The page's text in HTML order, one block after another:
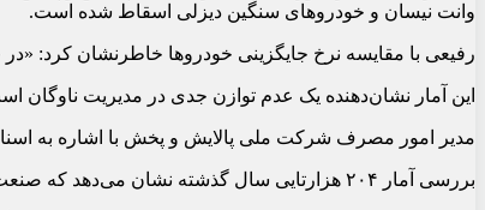
وانت نیسان و خودروهای سنگین دیزلی اسقاط شده است.
رفیعی با مقایسه نرخ جایگزینی خودروها خاطرنشان کرد: «در حال حاضر سالانه حدود یک میلیون و ۲۰۰ هزار خودروی جدید
این آمار نشان‌دهنده یک عدم توازن جدی در مدیریت ناوگان است؛ چرا که به ازای هر ۶ خودروی جدیدی که پلاک می‌شود، تنها یک خودروی فرسوده از رده خارج می‌گردد. این انباشت خودروهای مستهلک، یکی
مدیر امور مصرف شرکت ملی پالایش و پخش با اشاره به اسناد
بررسی آمار ۲۰۴ هزارتایی سال گذشته نشان می‌دهد که صنعت اسقاط در حال حاضر با کمتر از ۵۰ درصد ظرفیت تعیین‌شده در قانون فعالیت می‌کند. این عقب‌ماندگی عملیاتی، زنگ خطری برای برنامه‌های کنترل مصرف سوخت و کاهش آلودگی هوا به شمار می‌رود.